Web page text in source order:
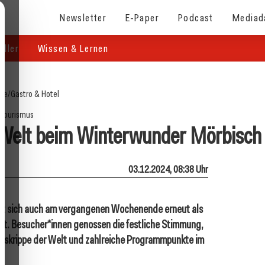
Newsletter E-Paper Podcast
Wissen & Lernen
/Gastro & Hotel
beim Winterwunder Mörbisch
03.12.2024, 08:38 Uhr
auch am vergangenen Wochenende erneut als
Besucher*innen genossen die festliche Stimmung,
der Welt und zahlreiche Programmpunkte im